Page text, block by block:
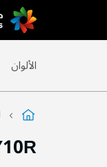
Skip
to
الألوان